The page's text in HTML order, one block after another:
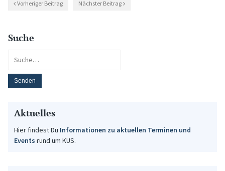
Vorheriger Beitrag Nächster Beitrag
Suche
Aktuelles
Hier findest Du Informationen zu aktuellen Terminen und
Events rund um KUS.